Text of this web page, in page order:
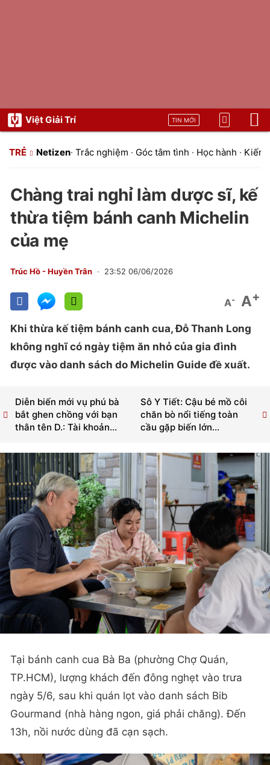
Việt Giải Trí TIN MỚI
TRẺ Netizen· Trắc nghiệm · Góc tâm tình · Học hành · Kiến
Chàng trai nghỉ làm dược sĩ, kế
thừa tiệm bánh canh Michelin
của mẹ
Trúc Hồ - Huyền Trân 23:52 06/06/2026
A- A+
Khi thừa kế tiệm bánh canh cua, Đỗ Thanh Long
không nghĩ có ngày tiệm ăn nhỏ của gia đình
được vào danh sách do Michelin Guide đề xuất.
Sô Y Tiết: Cậu bé mồ côi
chăn bò nổi tiếng toàn
cầu gặp biến lớn...
Diễn biến mới vụ phú bà
bắt ghen chồng với bạn
thân tên D.: Tài khoản...
Tại bánh canh cua Bà Ba (phường Chợ Quán,
TP.HCM), lượng khách đến đông nghẹt vào trưa
ngày 5/6, sau khi quán lọt vào danh sách Bib
Gourmand (nhà hàng ngon, giá phải chăng). Đến
13h, nồi nước dùng đã cạn sạch.